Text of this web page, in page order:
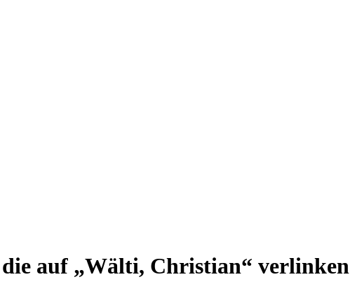
die auf „Wälti, Christian“ verlinken